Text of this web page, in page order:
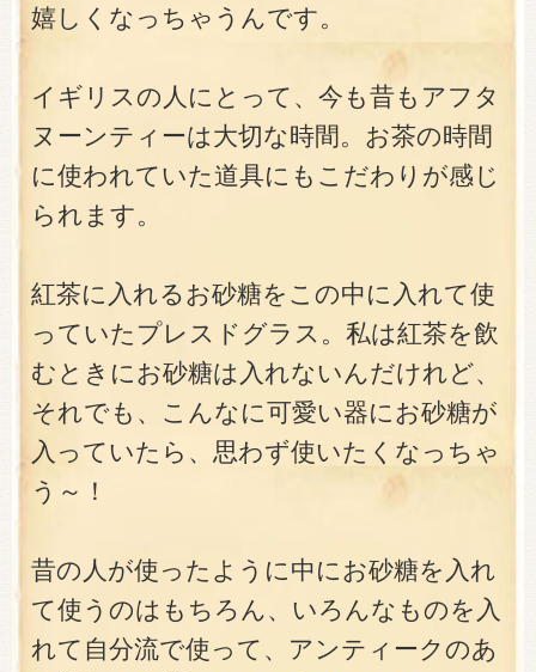
嬉しくなっちゃうんです。
イギリスの人にとって、今も昔もアフタ
ヌーンティーは大切な時間。お茶の時間
に使われていた道具にもこだわりが感じ
られます。
紅茶に入れるお砂糖をこの中に入れて使
っていたプレスドグラス。私は紅茶を飲
むときにお砂糖は入れないんだけれど、
それでも、こんなに可愛い器にお砂糖が
入っていたら、思わず使いたくなっちゃ
う～！
昔の人が使ったように中にお砂糖を入れ
て使うのはもちろん、いろんなものを入
れて自分流で使って、アンティークのあ